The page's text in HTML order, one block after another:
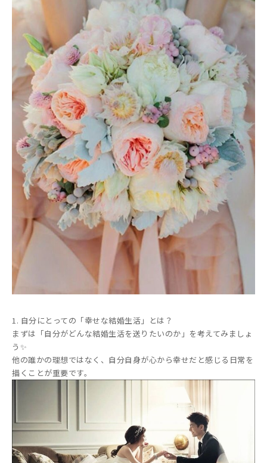
1. 自分にとっての「幸せな結婚生活」とは？
まずは「自分がどんな結婚生活を送りたいのか」を考えてみましょ
う✨
他の誰かの理想ではなく、自分自身が心から幸せだと感じる日常を
描くことが重要です。